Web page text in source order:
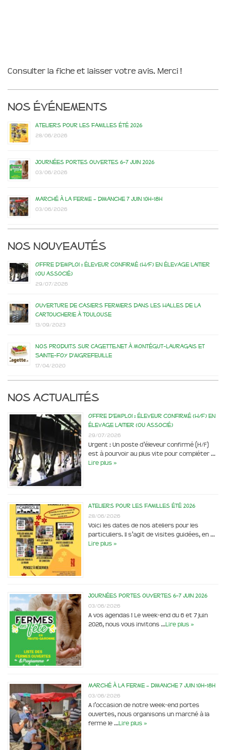
Consulter la fiche et laisser votre avis. Merci !
Nos événements
Ateliers pour les familles été 2026
28/06/2026
Journées portes ouvertes 6-7 juin 2026
03/06/2026
Marché à la ferme – dimanche 7 juin 10h-18h
03/06/2026
Nos nouveautés
Offre d’emploi : éleveur confirmé (H/F) en élevage laitier
(ou associé)
29/07/2026
Ouverture de casiers fermiers dans les Halles de la
Cartoucherie à Toulouse
13/09/2023
Nos produits sur Cagette.net à Montégut-Lauragais et
Sainte-Foy d’Aigrefeuille
17/04/2020
Nos actualités
Offre d’emploi : éleveur confirmé (H/F) en
élevage laitier (ou associé)
29/07/2026
Urgent : Un poste d’éleveur confirmé (H/F)
est à pourvoir au plus vite pour compléter …
Lire plus »
Ateliers pour les familles été 2026
28/06/2026
Voici les dates de nos ateliers pour les
particuliers. Il s’agit de visites guidées, en …
Lire plus »
Journées portes ouvertes 6-7 juin 2026
03/06/2026
A vos agendas ! Le week-end du 6 et 7 juin
2026, nous vous invitons …Lire plus »
Marché à la ferme – dimanche 7 juin 10h-18h
03/06/2026
A l’occasion de notre week-end portes
ouvertes, nous organisons un marché à la
ferme le …Lire plus »